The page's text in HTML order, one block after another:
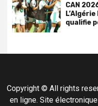
CAN
qualifie
Copyright © All rights
en ligne. Site